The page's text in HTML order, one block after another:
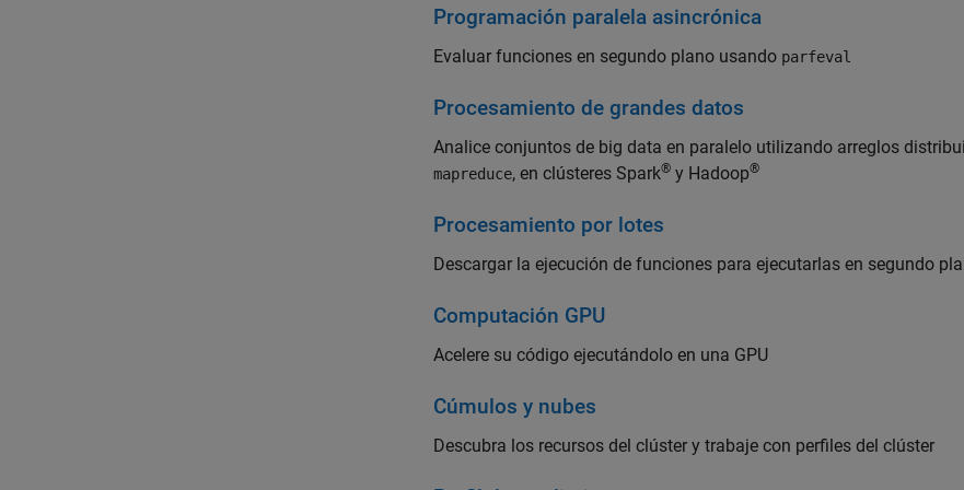
Programación paralela asincrónica
Evaluar funciones en segundo plano usando parfeval
Procesamiento de grandes datos
Analice conjuntos de big data en paralelo utilizando arreglos
mapreduce, en clústeres Spark® y Hadoop®
Procesamiento por lotes
Descargar la ejecución de funciones para ejecutarlas en segundo
Computación GPU
Acelere su código ejecutándolo en una GPU
Cúmulos y nubes
Descubra los recursos del clúster y trabaje con perfiles del clúster